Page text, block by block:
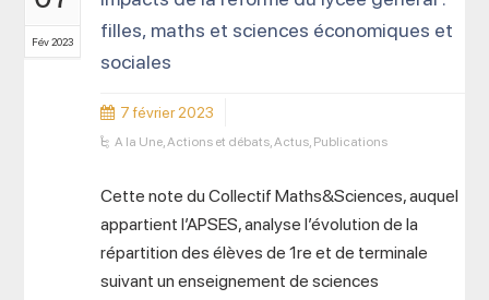
Fév 2023
filles, maths et sciences économiques et
sociales
7 février 2023
A la Une,Actions et débats,Actus, Publications
Cette note du Collectif Maths&Sciences, auquel
appartient l’APSES, analyse l’évolution de la
répartition des élèves de 1re et de terminale
suivant un enseignement de sciences